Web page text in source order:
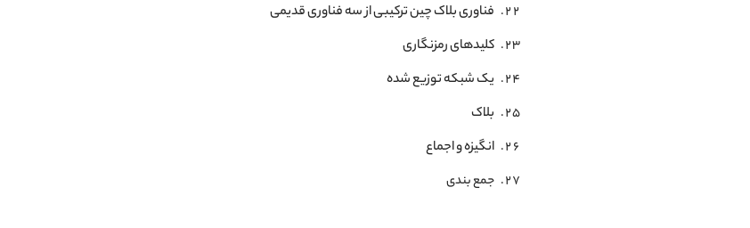
فناوری بلاک چین ترکیبی از سه فناوری قدیمی
کلیدهای رمزنگاری
یک شبکه توزیع شده
بلاک
انگیزه و اجماع
جمع بندی